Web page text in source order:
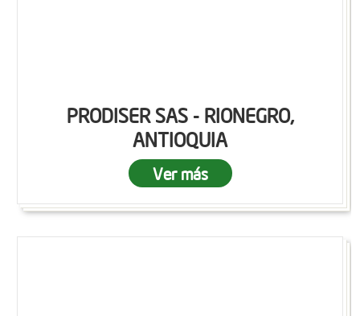
PRODISER SAS - RIONEGRO,
ANTIOQUIA
Ver más